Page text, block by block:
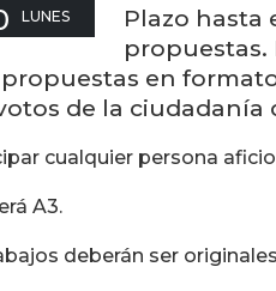
LUNES
Plazo hasta
propuestas.
en
de la
cualquier persona
A3.
deberán ser